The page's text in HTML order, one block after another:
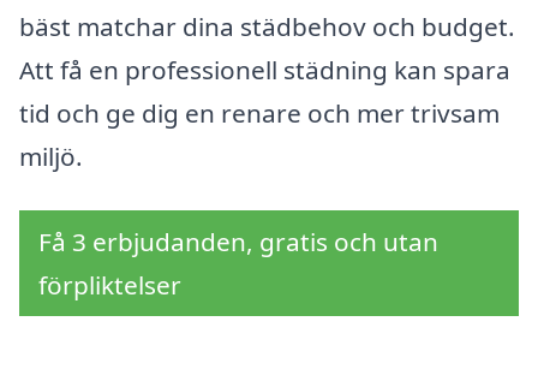
bäst matchar dina städbehov och budget.
Att få en professionell städning kan spara
tid och ge dig en renare och mer trivsam
miljö.
Få 3 erbjudanden, gratis och utan
förpliktelser